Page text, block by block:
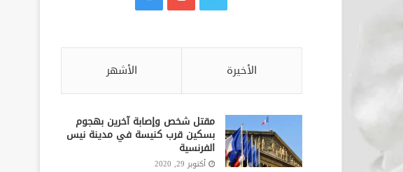
الأخيرة الأشهر
مقتل شخص وإصابة آخرين بهجوم
بسكين قرب كنيسة في مدينة نيس
الفرنسية
أكتوبر 29, 2020